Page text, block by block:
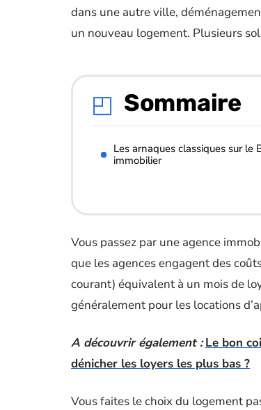
dans une autre ville,
un nouveau logement. Plusieurs
Sommaire
Les arnaques classiques sur le
immobilier
Vous passez par une agence
que les agences engagent des
courant) équivalent à un mois de
généralement pour les locations
A découvrir également : Le bon
dénicher les loyers les plus bas ?
Vous faites le choix du logement